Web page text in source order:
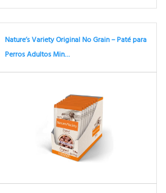
Nature’s Variety Original No Grain – Paté para
Perros Adultos Min…